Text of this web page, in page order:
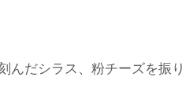
だシラス、粉チーズを振